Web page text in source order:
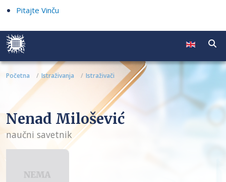
Pitajte Vinču
Početna Istraživanja Istraživači
Nenad Milošević
naučni savetnik